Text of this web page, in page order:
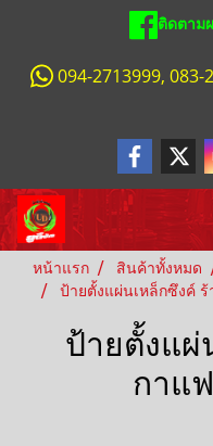
ติดตาม
094-2713999, 083-
หน้าแรก สินค้าทั้งหมด
ป้ายตั้งแผ่นเหล็กซึงค์
ป้ายตั้งแผ่
กาแ